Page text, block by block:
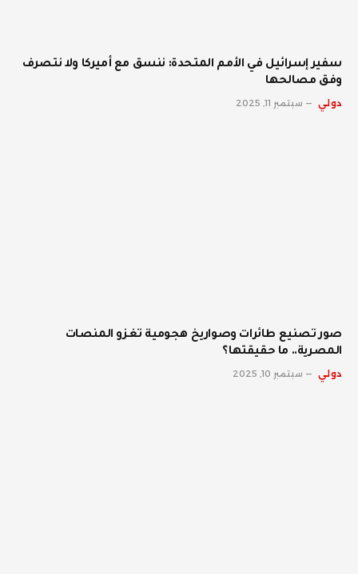
سفير إسرائيل في الأمم المتحدة: ننسق مع أميركا ولا نتصرف
وفق مصالحها
دولي سبتمبر 11, 2025
صور تصنيع طائرات وصواريخ هجومية تغزو المنصات
المصرية.. ما حقيقتها؟
دولي سبتمبر 10, 2025